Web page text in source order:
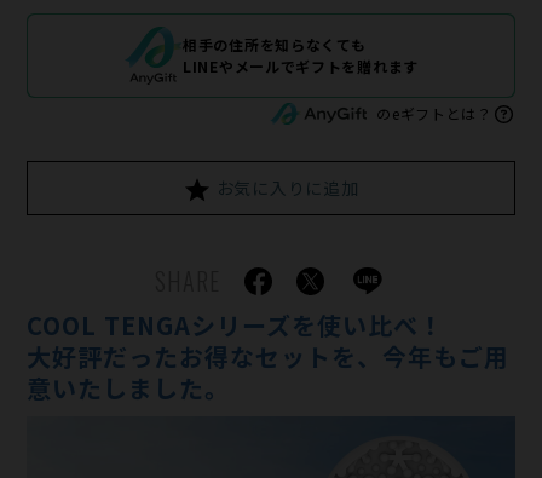
相手の住所を知らなくても
LINEやメールでギフトを贈れます
のeギフトとは？
お気に入りに追加
COOL TENGAシリーズを使い比べ！
大好評だったお得なセットを、今年もご用
意いたしました。